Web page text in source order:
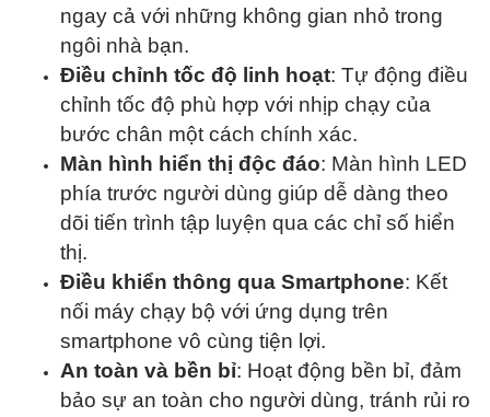
ngay cả với những không gian nhỏ trong
ngôi nhà bạn.
Điều chỉnh tốc độ linh hoạt: Tự động điều
chỉnh tốc độ phù hợp với nhịp chạy của
bước chân một cách chính xác.
Màn hình hiển thị độc đáo: Màn hình LED
phía trước người dùng giúp dễ dàng theo
dõi tiến trình tập luyện qua các chỉ số hiển
thị.
Điều khiển thông qua Smartphone: Kết
nối máy chạy bộ với ứng dụng trên
smartphone vô cùng tiện lợi.
An toàn và bền bỉ: Hoạt động bền bỉ, đảm
bảo sự an toàn cho người dùng, tránh rủi ro